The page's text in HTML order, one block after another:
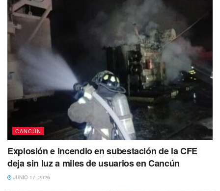
CANCÚN
Explosión e incendio en subestación de la CFE
deja sin luz a miles de usuarios en Cancún
JUNIO 17, 2026